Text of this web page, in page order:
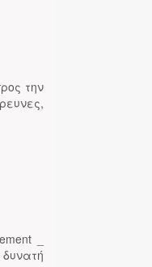
την
_